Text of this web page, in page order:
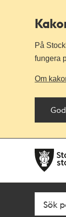
På
fungera
Om
navigationen
huvudinnehållet